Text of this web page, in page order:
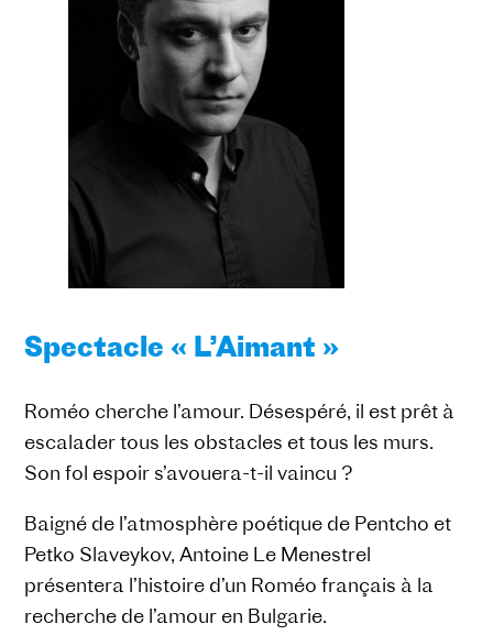
Spectacle « L’Aimant »
Roméo cherche l’amour. Désespéré, il est prêt à
escalader tous les obstacles et tous les murs.
Son fol espoir s’avouera-t-il vaincu ?
Baigné de l’atmosphère poétique de Pеntcho et
Petko Slaveykov, Antoine Le Menestrel
présentera l’histoire d’un Roméo français à la
recherche de l’amour en Bulgarie.